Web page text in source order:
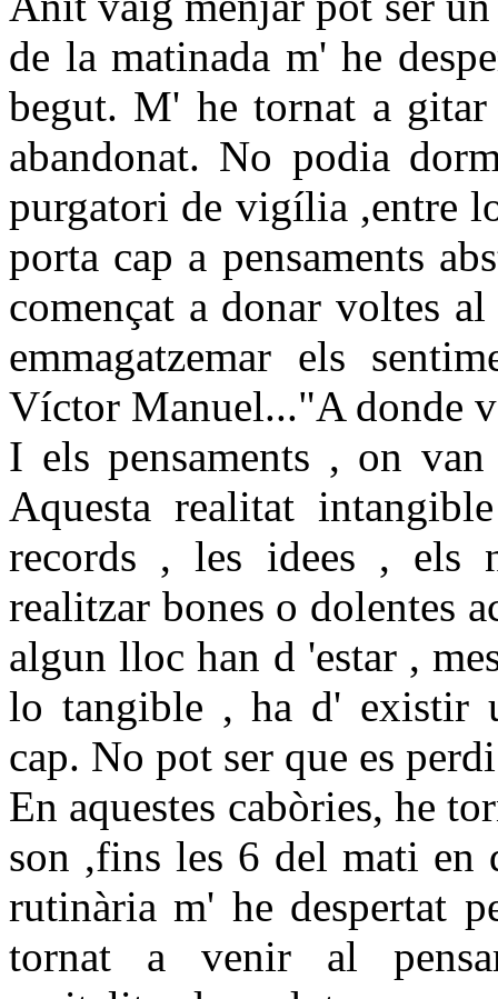
de la matinada m' he
begut. M' he tornat a
abandonat. No podia
purgatori de vigília ,entre
porta cap a pensaments
començat a donar voltes
emmagatzemar els
Víctor Manuel..."A donde
I els pensaments , on
Aquesta realitat
records , les idees , els
realitzar bones o dolentes
algun lloc han d 'estar ,
lo tangible , ha d' existir
cap. No pot ser que es
En aquestes cabòries, he
son ,fins les 6 del mati en
rutinària m' he despertat
tornat a venir al